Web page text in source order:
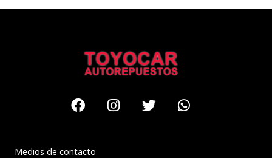
FacebookInstagram
TwitterWhatsapp
Medios de contacto